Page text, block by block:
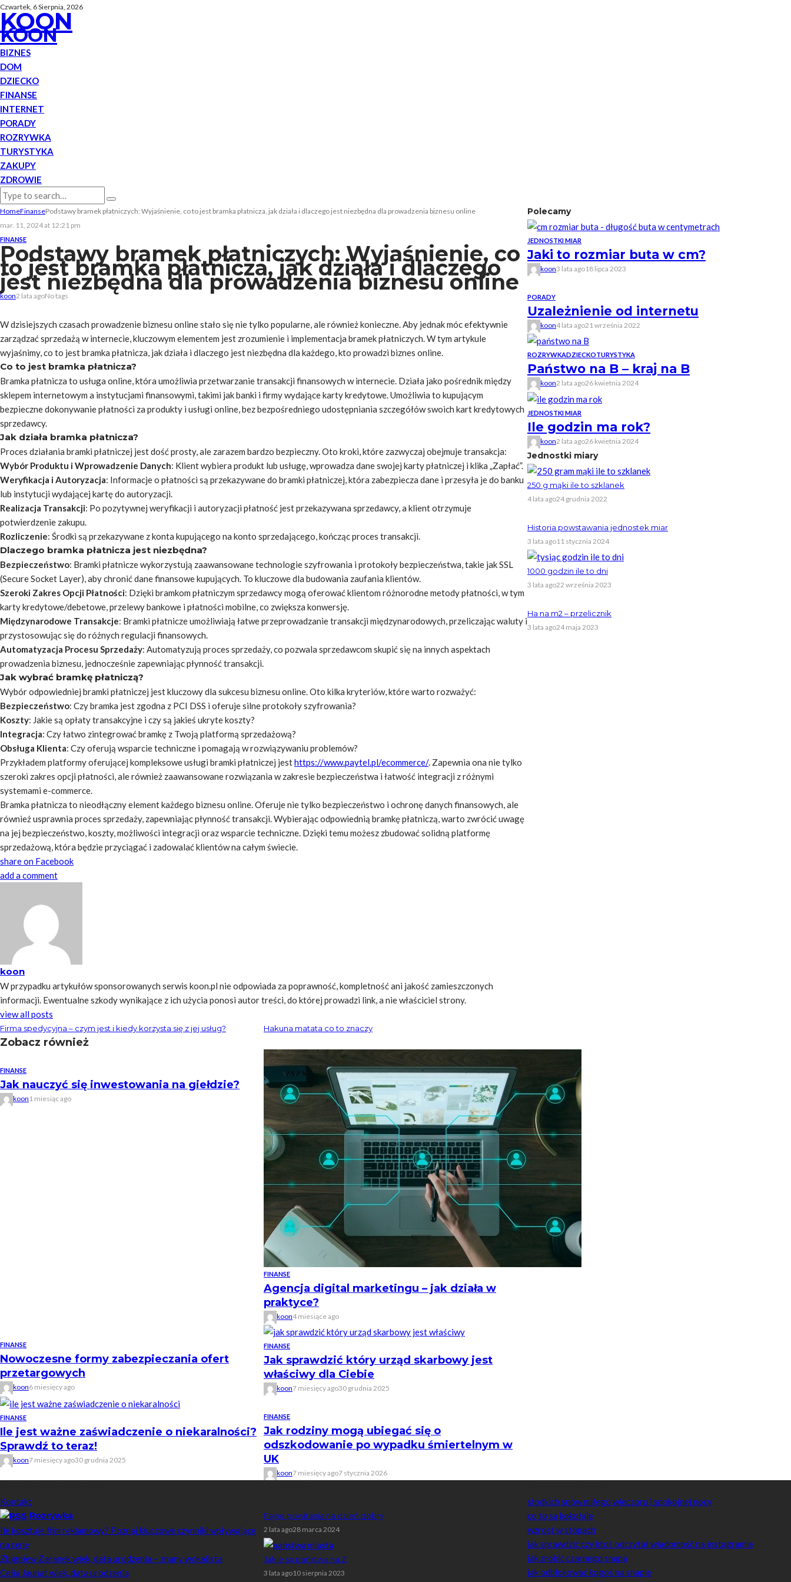
Czwartek, 6 Sierpnia, 2026
KOON
KOON
BIZNES
DOM
DZIECKO
FINANSE
INTERNET
PORADY
ROZRYWKA
TURYSTYKA
ZAKUPY
ZDROWIE
HomeFinansePodstawy bramek płatniczych: Wyjaśnienie, co to jest bramka płatnicza, jak działa i dlaczego jest niezbędna dla prowadzenia biznesu online
mar. 11, 2024 at 12:21 pm
FINANSE
Podstawy bramek płatniczych: Wyjaśnienie, co
to jest bramka płatnicza, jak działa i dlaczego
jest niezbędna dla prowadzenia biznesu online
koon2 lata agoNo tags
W dzisiejszych czasach prowadzenie biznesu online stało się nie tylko popularne, ale również konieczne. Aby jednak móc efektywnie
zarządzać sprzedażą w internecie, kluczowym elementem jest zrozumienie i implementacja bramek płatniczych. W tym artykule
wyjaśnimy, co to jest bramka płatnicza, jak działa i dlaczego jest niezbędna dla każdego, kto prowadzi biznes online.
Co to jest bramka płatnicza?
Bramka płatnicza to usługa online, która umożliwia przetwarzanie transakcji finansowych w internecie. Działa jako pośrednik między
sklepem internetowym a instytucjami finansowymi, takimi jak banki i firmy wydające karty kredytowe. Umożliwia to kupującym
bezpieczne dokonywanie płatności za produkty i usługi online, bez bezpośredniego udostępniania szczegółów swoich kart kredytowych
sprzedawcy.
Jak działa bramka płatnicza?
Proces działania bramki płatniczej jest dość prosty, ale zarazem bardzo bezpieczny. Oto kroki, które zazwyczaj obejmuje transakcja:
Wybór Produktu i Wprowadzenie Danych: Klient wybiera produkt lub usługę, wprowadza dane swojej karty płatniczej i klika „Zapłać”.
Weryfikacja i Autoryzacja: Informacje o płatności są przekazywane do bramki płatniczej, która zabezpiecza dane i przesyła je do banku
lub instytucji wydającej kartę do autoryzacji.
Realizacja Transakcji: Po pozytywnej weryfikacji i autoryzacji płatność jest przekazywana sprzedawcy, a klient otrzymuje
potwierdzenie zakupu.
Rozliczenie: Środki są przekazywane z konta kupującego na konto sprzedającego, kończąc proces transakcji.
Dlaczego bramka płatnicza jest niezbędna?
Bezpieczeństwo: Bramki płatnicze wykorzystują zaawansowane technologie szyfrowania i protokoły bezpieczeństwa, takie jak SSL
(Secure Socket Layer), aby chronić dane finansowe kupujących. To kluczowe dla budowania zaufania klientów.
Szeroki Zakres Opcji Płatności: Dzięki bramkom płatniczym sprzedawcy mogą oferować klientom różnorodne metody płatności, w tym
karty kredytowe/debetowe, przelewy bankowe i płatności mobilne, co zwiększa konwersję.
Międzynarodowe Transakcje: Bramki płatnicze umożliwiają łatwe przeprowadzanie transakcji międzynarodowych, przeliczając waluty i
przystosowując się do różnych regulacji finansowych.
Automatyzacja Procesu Sprzedaży: Automatyzują proces sprzedaży, co pozwala sprzedawcom skupić się na innych aspektach
prowadzenia biznesu, jednocześnie zapewniając płynność transakcji.
Jak wybrać bramkę płatniczą?
Wybór odpowiedniej bramki płatniczej jest kluczowy dla sukcesu biznesu online. Oto kilka kryteriów, które warto rozważyć:
Bezpieczeństwo: Czy bramka jest zgodna z PCI DSS i oferuje silne protokoły szyfrowania?
Koszty: Jakie są opłaty transakcyjne i czy są jakieś ukryte koszty?
Integracja: Czy łatwo zintegrować bramkę z Twoją platformą sprzedażową?
Obsługa Klienta: Czy oferują wsparcie techniczne i pomagają w rozwiązywaniu problemów?
Przykładem platformy oferującej kompleksowe usługi bramki płatniczej jesthttps://www.paytel.pl/ecommerce/. Zapewnia ona nie tylko
szeroki zakres opcji płatności, ale również zaawansowane rozwiązania w zakresie bezpieczeństwa i łatwość integracji z różnymi
systemami e-commerce.
Bramka płatnicza to nieodłączny element każdego biznesu online. Oferuje nie tylko bezpieczeństwo i ochronę danych finansowych, ale
również usprawnia proces sprzedaży, zapewniając płynność transakcji. Wybierając odpowiednią bramkę płatniczą, warto zwrócić uwagę
na jej bezpieczeństwo, koszty, możliwości integracji oraz wsparcie techniczne. Dzięki temu możesz zbudować solidną platformę
sprzedażową, która będzie przyciągać i zadowalać klientów na całym świecie.
share on Facebook
add a comment
koon
W przypadku artykułów sponsorowanych serwis koon.pl nie odpowiada za poprawność, kompletność ani jakość zamieszczonych
informacji. Ewentualne szkody wynikające z ich użycia ponosi autor treści, do której prowadzi link, a nie właściciel strony.
view all posts
Firma spedycyjna – czym jest i kiedy korzysta się z jej usług? Hakuna matata co to znaczy
Zobacz również
FINANSE
Jak nauczyć się inwestowania na giełdzie?
koon 1 miesiąc ago
FINANSE
Agencja digital marketingu – jak działa w
praktyce?
koon4 miesiące ago
FINANSE
Nowoczesne formy zabezpieczania ofert
przetargowych
koon6 miesięcy ago
FINANSE
Jak sprawdzić który urząd skarbowy jest
właściwy dla Ciebie
koon7 miesięcy ago30 grudnia 2025
FINANSE
Ile jest ważne zaświadczenie o niekaralności?
Sprawdź to teraz!
koon7 miesięcy ago30 grudnia 2025
FINANSE
Jak rodziny mogą ubiegać się o
odszkodowanie po wypadku śmiertelnym w
UK
koon7 miesięcy ago7 stycznia 2026
Polecamy
JEDNOSTKI MIAR
Jaki to rozmiar buta w cm?
koon3 lata ago18 lipca 2023
PORADY
Uzależnienie od internetu
koon4 lata ago21 września 2022
ROZRYWKADZIECKOTURYSTYKA
Państwo na B – kraj na B
koon2 lata ago26 kwietnia 2024
JEDNOSTKI MIAR
Ile godzin ma rok?
koon2 lata ago26 kwietnia 2024
Jednostki miary
250 g mąki ile to szklanek
4 lata ago24 grudnia 2022
Historia powstawania jednostek miar
3 lata ago11 stycznia 2024
1000 godzin ile to dni
3 lata ago22 września 2023
Ha na m2 – przelicznik
3 lata ago24 maja 2023
Kontakt
Rozrywka
Ile kosztuje film reklamowy? Poznaj kluczowe czynniki wpływające
na cenę
Zbigniew Zaranek wiek, data urodzenia – znany wokalista
Celia Jaunat wiek, data urodzenia
Fajne powitania na dzień dobry
2 lata ago28 marca 2024
Jakie są państwa na Z
3 lata ago10 sierpnia 2023
słodkich snów miłego wieczoru i spokojnej nocy
co to są kokołaje
wzrost w stopach
jak sprawdzić czy ktoś odczytał wiadomość na instagramie
jak zrobić czarnego snapa
jak odblokować kogoś na snapie